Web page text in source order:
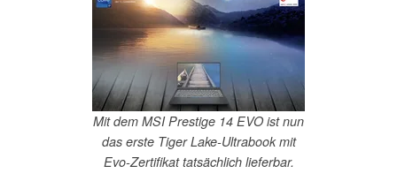
Mit dem MSI Prestige 14 EVO ist nun
das erste Tiger Lake-Ultrabook mit
Evo-Zertifikat tatsächlich lieferbar.